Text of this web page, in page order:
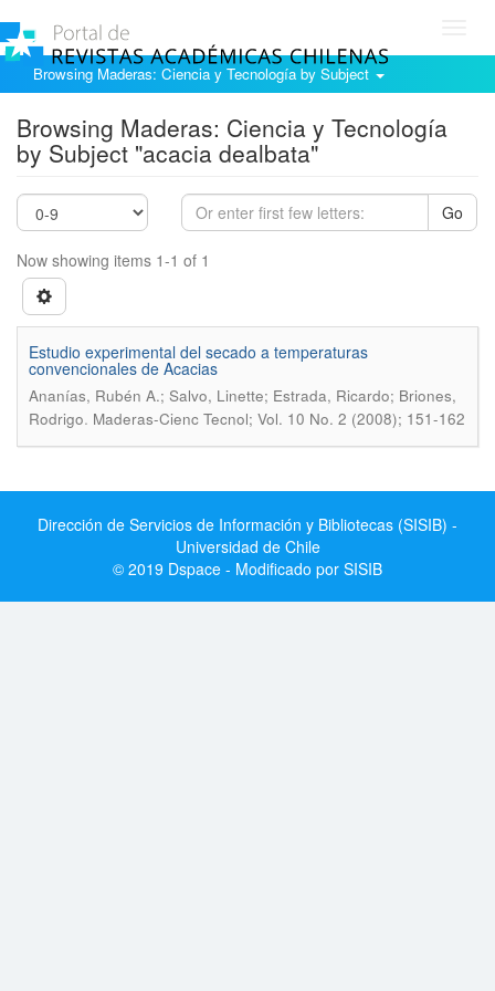
Browsing Maderas: Ciencia y Tecnología by Subject
Browsing Maderas: Ciencia y Tecnología
by Subject "acacia dealbata"
Go
Now showing items 1-1 of 1
Estudio experimental del secado a temperaturas
convencionales de Acacias
Ananías, Rubén A.; Salvo, Linette; Estrada, Ricardo; Briones,
Rodrigo. Maderas-Cienc Tecnol; Vol. 10 No. 2 (2008); 151-162
Dirección de Servicios de Información y Bibliotecas (SISIB) -
Universidad de Chile
© 2019 Dspace - Modificado por SISIB